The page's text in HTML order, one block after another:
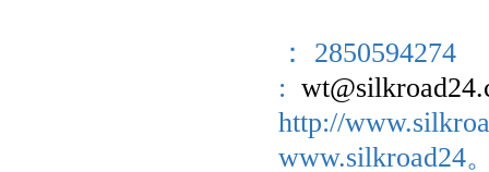
： 2850594274
:
http://
www.silkroad24